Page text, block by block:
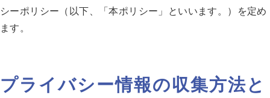
シーポリシー（以下、「本ポリシー」といいます。）を定め
ます。
プライバシー情報の収集方法と